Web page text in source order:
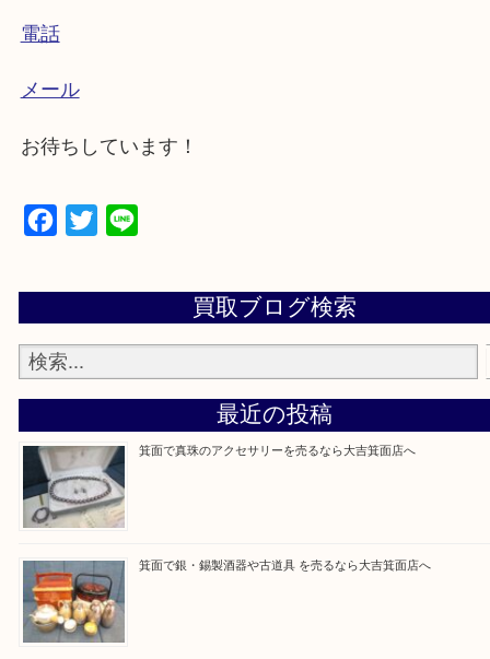
在庫滞留することからお断りするケースが多いです
回収できますので
その分お客様へはお買取金額にて頑張っております
ヴィトンなどと比較しますと金額は下がりますが
捨てたら0円なので愛用したいものであれば現金化
活用を行うをお勧めしております。
★HP限定キャンペーン★
だるお客様は
アマゾン1000円分が抽選で当たる口コミスピード